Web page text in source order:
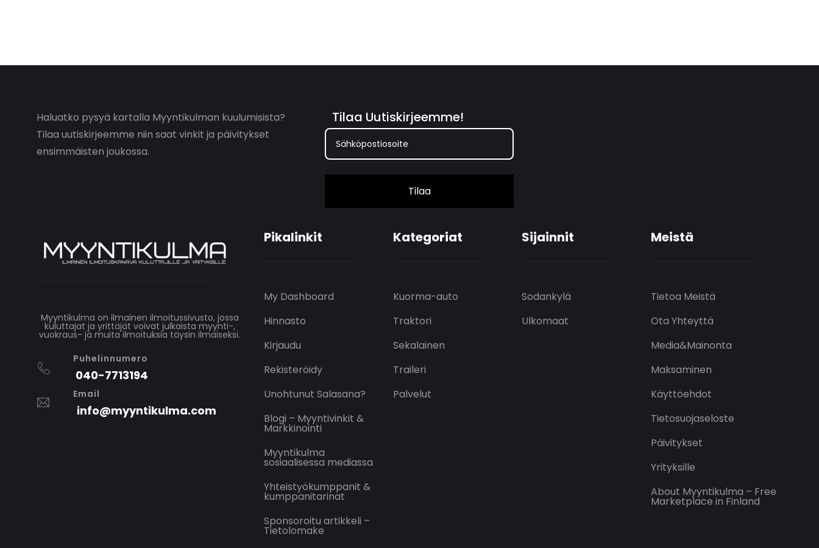
Haluatko pysyä kartalla Myyntikulman kuulumisista?
Tilaa uutiskirjeemme niin saat vinkit ja päivitykset
ensimmäisten joukossa.
Tilaa Uutiskirjeemme!
Tilaa
Myyntikulma on ilmainen ilmoitussivusto, jossa
kuluttajat ja yrittäjät voivat julkaista myynti-,
vuokraus- ja muita ilmoituksia täysin ilmaiseksi.
Puhelinnumero
040-7713194
Email
info@myyntikulma.com
Pikalinkit
My Dashboard
Hinnasto
Kirjaudu
Rekisteröidy
Unohtunut Salasana?
Blogi – Myyntivinkit &
Markkinointi
Myyntikulma
sosiaalisessa mediassa
Yhteistyökumppanit &
kumppanitarinat
Sponsoroitu artikkeli –
Tietolomake
Kategoriat
Kuorma-auto
Traktori
Sekalainen
Traileri
Palvelut
Sijainnit
Sodankylä
Ulkomaat
Meistä
Tietoa Meistä
Ota Yhteyttä
Media&Mainonta
Maksaminen
Käyttöehdot
Tietosuojaseloste
Päivitykset
Yrityksille
About Myyntikulma – Free
Marketplace in Finland